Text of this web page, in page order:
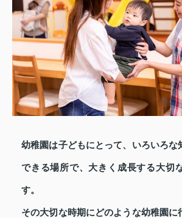
幼稚園は子どもにとって、いろいろな
できる場所で、大きく成長する大切
す。
その大切な時期にどのような幼稚園に